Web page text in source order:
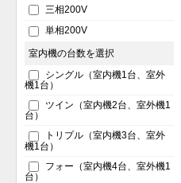
三相200V
単相200V
室内機の台数を選択
シングル（室内機1台、室外
機1台）
ツイン（室内機2台、室外機1
台）
トリプル（室内機3台、室外
機1台）
フォー（室内機4台、室外機1
台）